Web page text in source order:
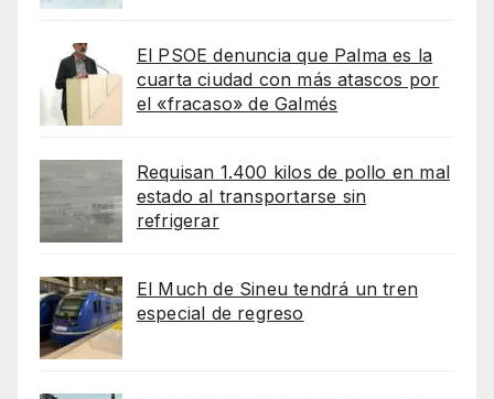
El PSOE denuncia que Palma es la
cuarta ciudad con más atascos por
el «fracaso» de Galmés
Requisan 1.400 kilos de pollo en mal
estado al transportarse sin
refrigerar
El Much de Sineu tendrá un tren
especial de regreso